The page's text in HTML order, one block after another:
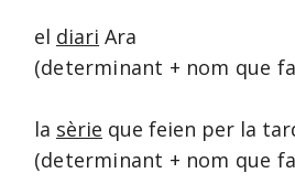
el diari Ara
(determinant + nom que
la sèrie que feien per la
(determinant + nom que